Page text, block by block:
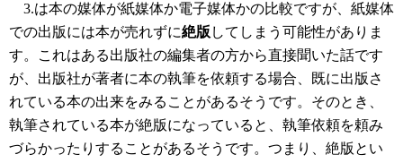
3.は本の媒体が紙媒体か電子媒体かの比較ですが、紙媒体
での出版には本が売れずに絶版 してしまう可能性がありま
す。これはある出版社の編集者の方から直接聞いた話です
が、出版社が著者に本の執筆を依頼する場合、既に出版さ
れている本の出来をみることがあるそうです。そのとき、
執筆されている本が絶版になっていると、執筆依頼を頼み
づらかったりすることがあるそうです。つまり、絶版とい